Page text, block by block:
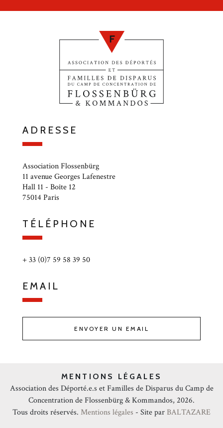
ADRESSE
Association Flossenbürg
11 avenue Georges Lafenestre
Hall 11 - Boîte 12
75014 Paris
TÉLÉPHONE
+ 33 (0)7 59 58 39 50
EMAIL
ENVOYER UN EMAIL
MENTIONS LÉGALES
Association des Déporté.e.s et Familles de Disparus du Camp de
Concentration de Flossenbürg & Kommandos, 2026.
Tous droits réservés. Mentions légales - Site par BALTAZARE